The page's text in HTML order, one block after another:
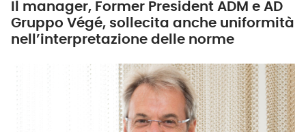
Il manager, Former President ADM e AD
Gruppo Végé, sollecita anche uniformità
nell’interpretazione delle norme